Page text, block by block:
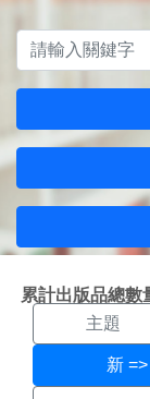
累計出版品總數
施政
主題
新